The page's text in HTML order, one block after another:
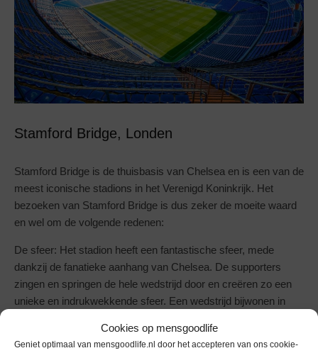
Cookies op mensgoodlife
Geniet optimaal van mensgoodlife.nl door het accepteren van ons cookie-
Stamford Bridge, Londen
Stamford Bridge is de thuisbasis van Chelsea en is een van de
meest iconische stadions in het Verenigd Koninkrijk. Het
bezoeken van Stamford Bridge is dus zeker de moeite waard
en wel om de volgende redenen:
De sfeer: Het stadion heeft een fantastische sfeer, mede
dankzij de fanatieke aanhang van Chelsea. De supporters
zingen en springen de hele wedstrijd door en creëren zo een
unieke en indrukwekkende sfeer. Een wedstrijd bijwonen in
elke voetballiefhebber.